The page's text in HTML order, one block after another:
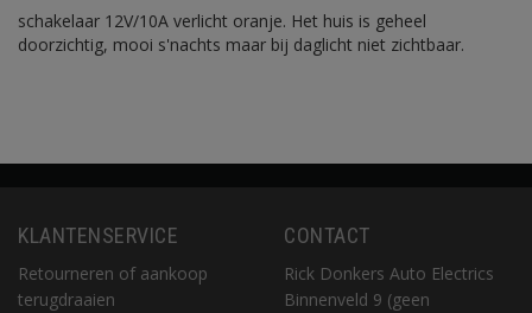
schakelaar 12V/10A verlicht oranje. Het huis is geheel
doorzichtig, mooi s'nachts maar bij daglicht niet zichtbaar.
KLANTENSERVICE
Retourneren of aankoop
terugdraaien
CONTACT
Rick Donkers Auto Electrics
Binnenveld 9 (geen